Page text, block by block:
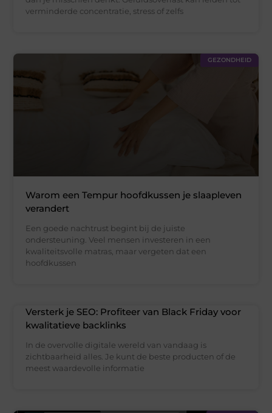
verminderde concentratie, stress of zelfs
GEZONDHEID
Warom een Tempur hoofdkussen je slaapleven
verandert
Een goede nachtrust begint bij de juiste
ondersteuning. Veel mensen investeren in een
kwaliteitsvolle matras, maar vergeten dat een
hoofdkussen
Versterk je SEO: Profiteer van Black Friday voor
kwalitatieve backlinks
In de overvolle digitale wereld van vandaag is
zichtbaarheid alles. Je kunt de beste producten of de
meest waardevolle informatie